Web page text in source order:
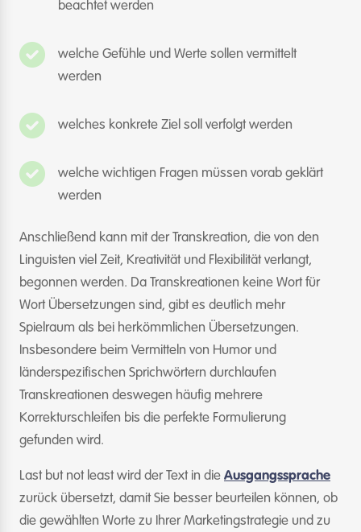
beachtet werden
welche Gefühle und Werte sollen vermittelt
werden
welches konkrete Ziel soll verfolgt werden
welche wichtigen Fragen müssen vorab geklärt
werden
Anschließend kann mit der Transkreation, die von den
Linguisten viel Zeit, Kreativität und Flexibilität verlangt,
begonnen werden. Da Transkreationen keine Wort für
Wort Übersetzungen sind, gibt es deutlich mehr
Spielraum als bei herkömmlichen Übersetzungen.
Insbesondere beim Vermitteln von Humor und
länderspezifischen Sprichwörtern durchlaufen
Transkreationen deswegen häufig mehrere
Korrekturschleifen bis die perfekte Formulierung
gefunden wird.
Last but not least wird der Text in die Ausgangssprache
zurück übersetzt, damit Sie besser beurteilen können, ob
die gewählten Worte zu Ihrer Marketingstrategie und zu